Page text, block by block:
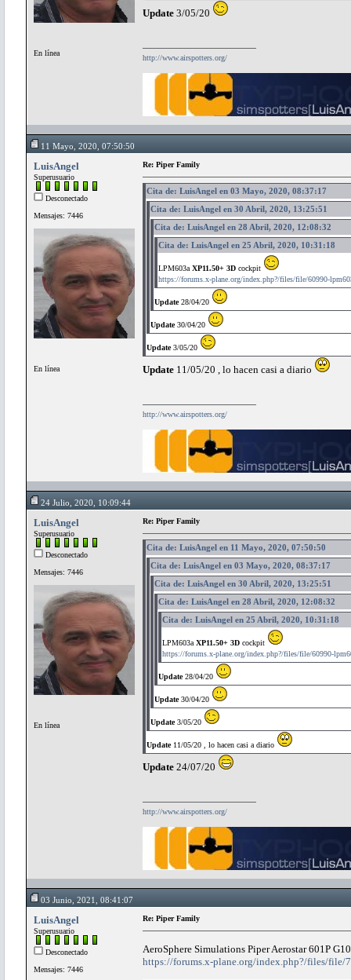
En línea
Update 3/05/20
http://www.airspotters.org/
11 Mayo, 2020, 07:50:50
LuisAngel
Superusuario
Desconectado
Mensajes: 7446
En línea
Re: Piper Family
Cita de: LuisAngel en 03 Mayo, 2020, 08:37:17
Cita de: LuisAngel en 30 Abril, 2020, 13:25:51
Cita de: LuisAngel en 28 Abril, 2020, 12:08:32
Cita de: LuisAngel en 25 Abril, 2020, 10:31:18
LPM603a XP11.50+ 3D cockpit
https://forums.x-plane.org/index.php?/files/file/60990-
Update28/04/20
Update30/04/20
Update3/05/20
Update 11/05/20 , lo hacen casi a diario
http://www.airspotters.org/
24 Julio, 2020, 10:09:44
LuisAngel
Superusuario
Desconectado
Mensajes: 7446
En línea
Re: Piper Family
Cita de: LuisAngel en 11 Mayo, 2020, 07:50:50
Cita de: LuisAngel en 03 Mayo, 2020, 08:37:17
Cita de: LuisAngel en 30 Abril, 2020, 13:25:51
Cita de: LuisAngel en 28 Abril, 2020, 12:08:32
Cita de: LuisAngel en 25 Abril, 2020, 10:31:18
LPM603a XP11.50+ 3D cockpit
https://forums.x-plane.org/index.php?/files/file/60990-
Update28/04/20
Update30/04/20
Update3/05/20
Update11/05/20 , lo hacen casi a diario
Update 24/07/20
http://www.airspotters.org/
03 Junio, 2021, 08:41:07
LuisAngel
Superusuario
Desconectado
Mensajes: 7446
Re: Piper Family
AeroSphere Simulations Piper Aerostar 601P
https://forums.x-plane.org/index.php?/files/file/